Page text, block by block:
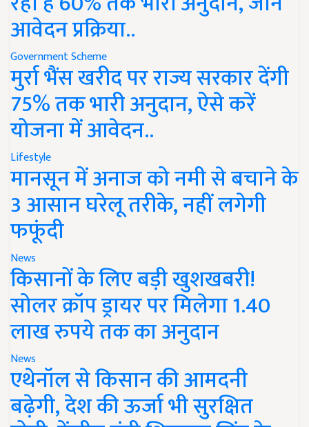
आवेदन प्रक्रिया..
Government Scheme
मुर्रा भैंस खरीद पर राज्य सरकार देंगी
75% तक भारी अनुदान, ऐसे करें
योजना में आवेदन..
Lifestyle
मानसून में अनाज को नमी से बचाने के
3 आसान घरेलू तरीके, नहीं लगेगी
फफूंदी
News
किसानों के लिए बड़ी खुशखबरी!
सोलर क्रॉप ड्रायर पर मिलेगा 1.40
लाख रुपये तक का अनुदान
News
एथेनॉल से किसान की आमदनी
बढ़ेगी, देश की ऊर्जा भी सुरक्षित